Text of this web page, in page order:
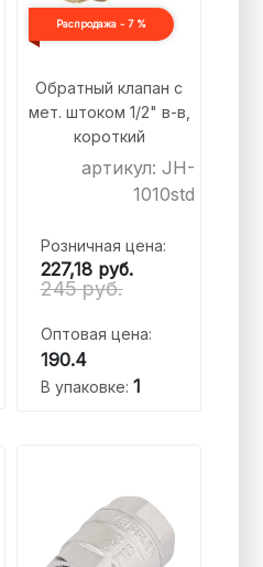
Распродажа - 7 %
Обратный клапан с
мет. штоком 1/2" в-в,
короткий
артикул: JH-
1010std
Розничная цена:
227,18 руб.
245 руб.
Оптовая цена:
190.4
В упаковке: 1